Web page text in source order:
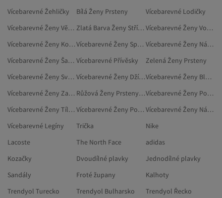
Vícebarevné Žehličky
Bílá Ženy Prsteny
Vícebarevné Lodičky
Vícebarevné Ženy Větrovky
Zlatá Barva Ženy Stříbrné Prsteny
Vícebarevné Ženy Volné Svetry
Vícebarevné Ženy Koloběžky
Vícebarevné Ženy Spodničky
Vícebarevné Ženy Náramky
Vícebarevné Ženy Šaty Nadměrné Velikosti Vícebarevné Přívěsky
Zelená Ženy Prsteny
Vícebarevné Ženy Svetry A Propínací Svetry
Vícebarevné Ženy Džíny Nadměrné Velikosti
Vícebarevné Ženy Blejzry Nadměrné Velikosti
Vícebarevné Ženy Zavazadla
Růžová Ženy Prsteny, Bižuterie
Vícebarevné Ženy Pouzdra Na Karty
Vícebarevné Ženy Tílka Nadměrné Velikosti
Vícebarevné Ženy Podvazkové Pásy
Vícebarevné Ženy Náramky Z Bižuterie
Vícebarevné Legíny
Trička
Nike
Lacoste
The North Face
adidas
Kozačky
Dvoudílné plavky
Jednodílné plavky
Sandály
Froté župany
Kalhoty
Trendyol Turecko
Trendyol Bulharsko
Trendyol Řecko